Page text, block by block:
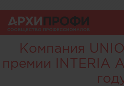
Компания
премии INTERIA